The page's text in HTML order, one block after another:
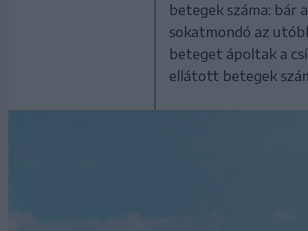
betegek száma: bár
sokatmondó az
beteget ápoltak a
ellátott betegek